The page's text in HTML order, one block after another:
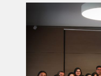
LA
FIBOG
2028